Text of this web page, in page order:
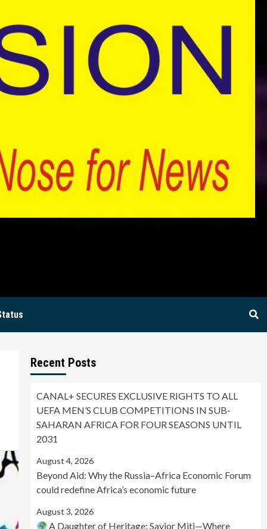
Recent Posts
CANAL+ SECURES EXCLUSIVE RIGHTS TO ALL
UEFA MEN’S CLUB COMPETITIONS IN SUB-
SAHARAN AFRICA FOR FOUR SEASONS UNTIL
2031
August 4, 2026
Beyond Aid: Why the Russia–Africa Economic Forum
could redefine Africa’s economic future
August 3, 2026
A Daughter of Heritage: Savior Miti—Where